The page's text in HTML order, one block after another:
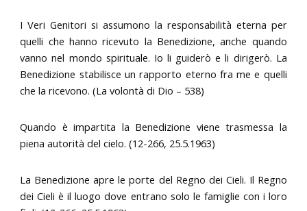
I Veri Genitori si assumono la responsabilità eterna per
quelli che hanno ricevuto la Benedizione, anche quando
vanno nel mondo spirituale. Io li guiderò e li dirigerò. La
Benedizione stabilisce un rapporto eterno fra me e quelli
che la ricevono. (La volontà di Dio – 538)
Quando è impartita la Benedizione viene trasmessa la
piena autorità del cielo. (12-266, 25.5.1963)
La Benedizione apre le porte del Regno dei Cieli. Il Regno
dei Cieli è il luogo dove entrano solo le famiglie con i loro